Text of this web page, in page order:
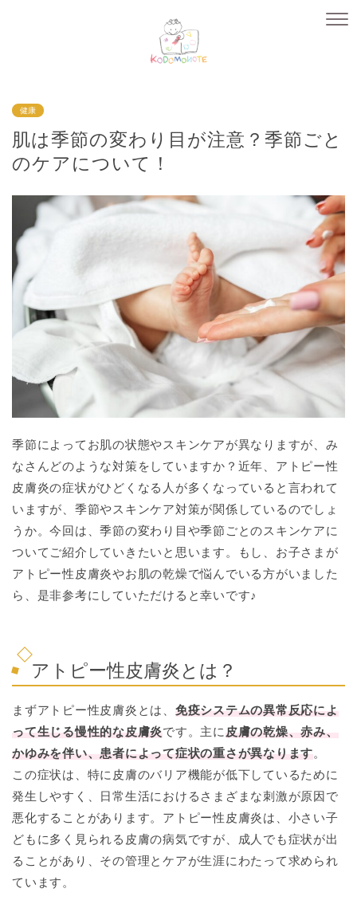
健康
肌は季節の変わり目が注意？季節ごと
のケアについて！
季節によってお肌の状態やスキンケアが異なりますが、み
なさんどのような対策をしていますか？近年、アトピー性
皮膚炎の症状がひどくなる人が多くなっていると言われて
いますが、季節やスキンケア対策が関係しているのでしょ
うか。今回は、季節の変わり目や季節ごとのスキンケアに
ついてご紹介していきたいと思います。もし、お子さまが
アトピー性皮膚炎やお肌の乾燥で悩んでいる方がいました
ら、是非参考にしていただけると幸いです♪
アトピー性皮膚炎とは？
まずアトピー性皮膚炎とは、 免疫システムの異常反応によ
って生じる慢性的な皮膚炎です。主に 皮膚の乾燥、赤み、
かゆみを伴い、患者によって症状の重さが異なります。
この症状は、特に皮膚のバリア機能が低下しているために
発生しやすく、日常生活におけるさまざまな刺激が原因で
悪化することがあります。アトピー性皮膚炎は、小さい子
どもに多く見られる皮膚の病気ですが、成人でも症状が出
ることがあり、その管理とケアが生涯にわたって求められ
ています。